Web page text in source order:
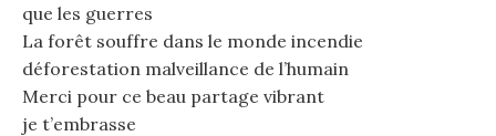
que les guerres
La forêt souffre dans le monde incendie
déforestation malveillance de l’humain
Merci pour ce beau partage vibrant
je t’embrasse